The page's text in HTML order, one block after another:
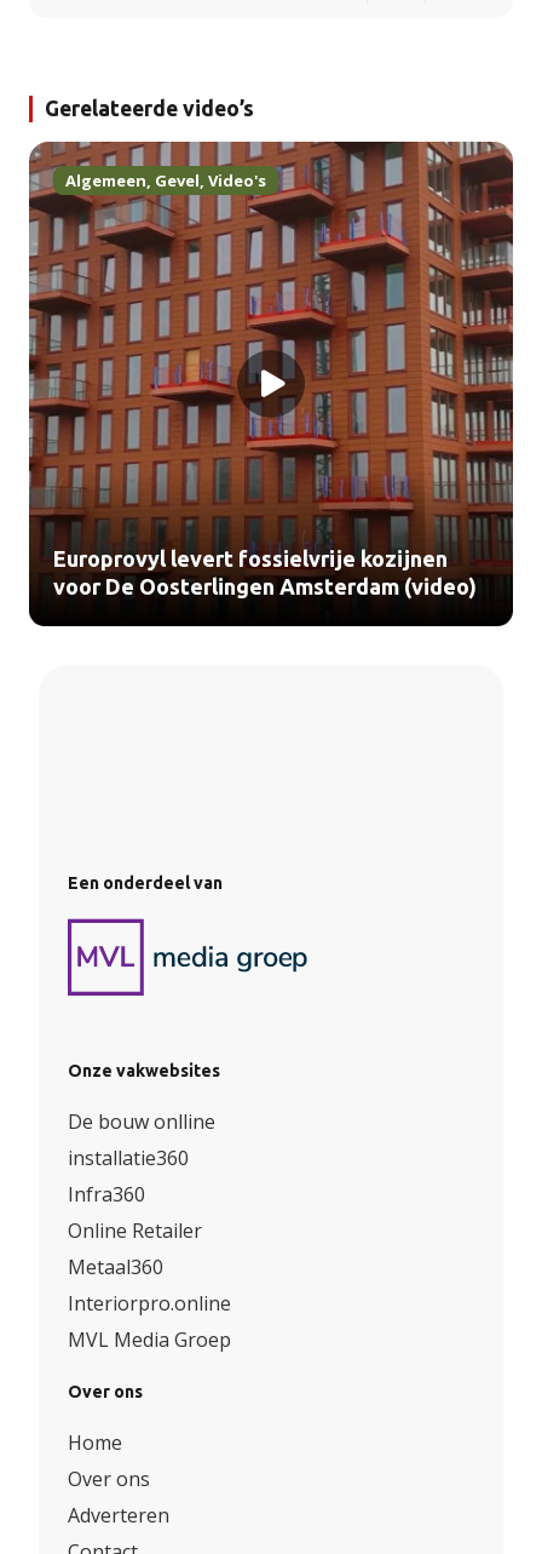
Gerelateerde video’s
Algemeen, Gevel, Video's
Europrovyl levert fossielvrije kozijnen
voor De Oosterlingen Amsterdam (video)
Een onderdeel van
Onze vakwebsites
De bouw onlline
installatie360
Infra360
Online Retailer
Metaal360
Interiorpro.online
MVL Media Groep
Over ons
Home
Over ons
Adverteren